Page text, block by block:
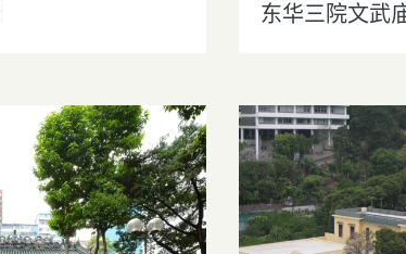
东华三院文武